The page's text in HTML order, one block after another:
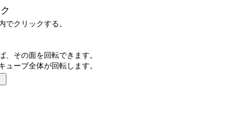
でクリックする。
、その面を回転できます。